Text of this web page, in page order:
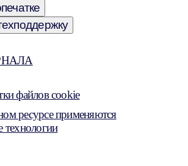
файлов cookie
ресурсе применяются
технологии